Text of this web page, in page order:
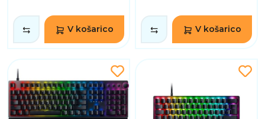
V košarico V košarico